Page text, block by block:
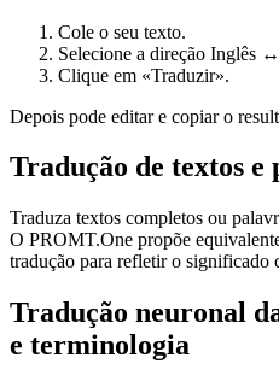
Cole o seu texto.
Selecione a direção Inglês
Clique em «Traduzir».
Depois pode editar e copiar o
Tradução de textos e
Traduza textos completos ou
O PROMT.One propõe
tradução para refletir o significado
Tradução neuronal
e terminologia